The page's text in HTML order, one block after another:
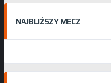
NAJBLIŻSZY MECZ